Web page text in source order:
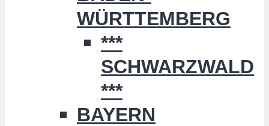
WÜRTTEMBERG
***
SCHWARZWALD
***
BAYERN